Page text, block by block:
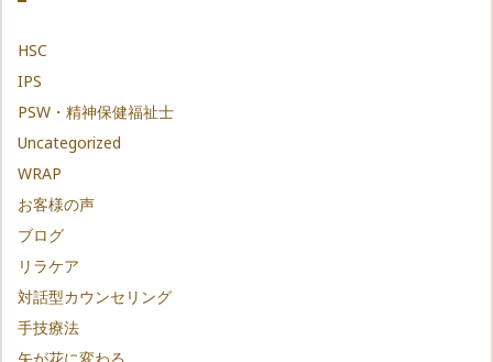
HSC
IPS
PSW・精神保健福祉士
Uncategorized
WRAP
お客様の声
ブログ
リラケア
対話型カウンセリング
手技療法